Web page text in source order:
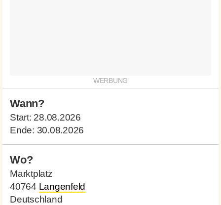
Wann?
Start: 28.08.2026
Ende: 30.08.2026
Wo?
Marktplatz
40764 Langenfeld
Deutschland